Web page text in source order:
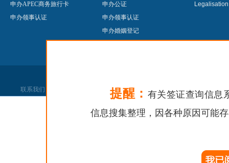
申办APEC商务旅行卡
申办领事认证
申办公证
申办领事认证
申办婚姻登记
联系我们 党政机关
提醒： 有关签证查询信息
信息搜集整理，因各种原因可能